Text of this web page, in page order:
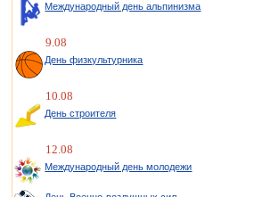
Международный день альпинизма
9.08
День физкультурника
10.08
День строителя
12.08
Международный день молодежи